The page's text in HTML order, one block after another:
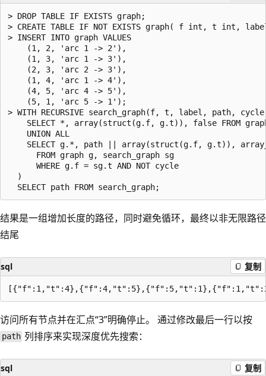
> DROP TABLE IF EXISTS graph;
> CREATE TABLE IF NOT EXISTS graph( f int, t int,
> INSERT INTO graph VALUES
    (1, 2, 'arc 1 -> 2'),
    (1, 3, 'arc 1 -> 3'),
    (2, 3, 'arc 2 -> 3'),
    (1, 4, 'arc 1 -> 4'),
    (4, 5, 'arc 4 -> 5'),
    (5, 1, 'arc 5 -> 1');
> WITH RECURSIVE search_graph(f, t, label, path,
SELECT *, array(struct(g.f, g.t)), false FROM
    UNION ALL
SELECT g.*, path || array(struct(g.f, g.t)),
      FROM graph g, search_graph sg
      WHERE g.f = sg.t AND NOT cycle
  )
结果是一组增加长度的路径，同时避免循环，最终以非无限路径
结尾
sql 复制
访问所有节点并在汇点“3”明确停止。 通过修改最后一行以按
path 列排序来实现深度优先搜索：
sql 复制